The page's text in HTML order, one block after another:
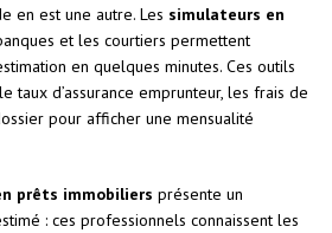
en est une autre. Les simulateurs en
et les courtiers permettent
en quelques minutes. Ces outils
taux d’assurance emprunteur, les frais de
pour afficher une mensualité
prêts immobiliers présente un
: ces professionnels connaissent les